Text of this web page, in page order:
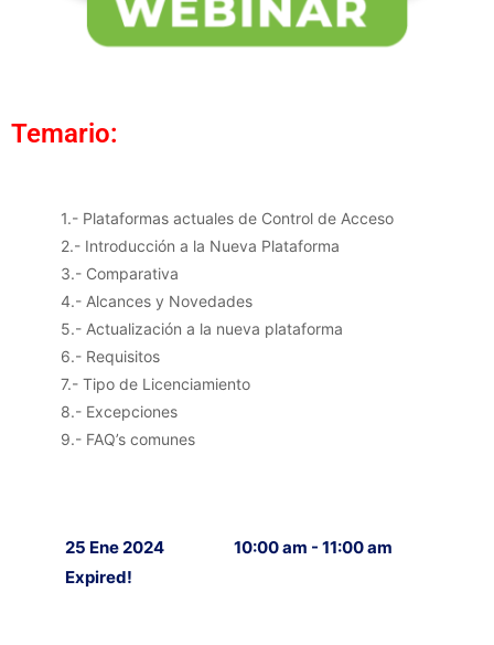
Temario:
1.- Plataformas actuales de Control de Acceso
2.- Introducción a la Nueva Plataforma
3.- Comparativa
4.- Alcances y Novedades
5.- Actualización a la nueva plataforma
6.- Requisitos
7.- Tipo de Licenciamiento
8.- Excepciones
9.- FAQ’s comunes
25 Ene 2024
Expired!
10:00 am - 11:00 am